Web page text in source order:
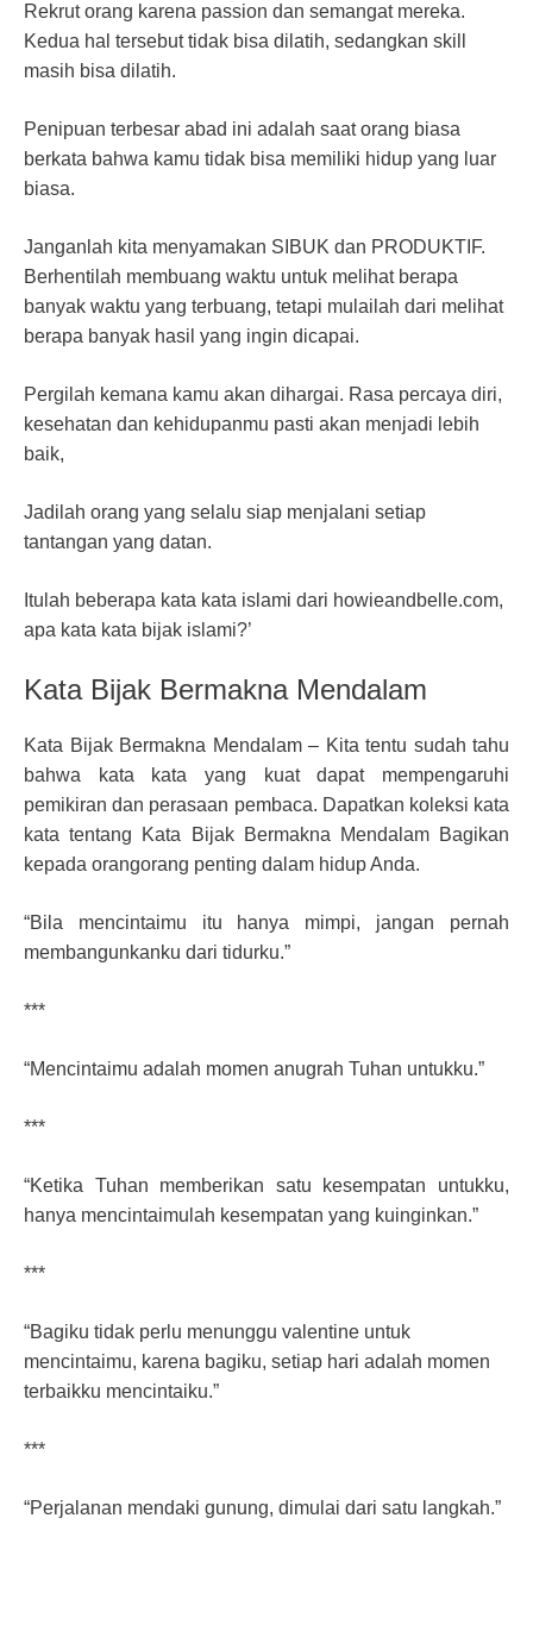
Rekrut orang karena passion dan semangat mereka.
Kedua hal tersebut tidak bisa dilatih, sedangkan skill
masih bisa dilatih.
Penipuan terbesar abad ini adalah saat orang biasa
berkata bahwa kamu tidak bisa memiliki hidup yang luar
biasa.
Janganlah kita menyamakan SIBUK dan PRODUKTIF.
Berhentilah membuang waktu untuk melihat berapa
banyak waktu yang terbuang, tetapi mulailah dari melihat
berapa banyak hasil yang ingin dicapai.
Pergilah kemana kamu akan dihargai. Rasa percaya diri,
kesehatan dan kehidupanmu pasti akan menjadi lebih
baik,
Jadilah orang yang selalu siap menjalani setiap
tantangan yang datan.
Itulah beberapa kata kata islami dari howieandbelle.com,
apa kata kata bijak islami?’
Kata Bijak Bermakna Mendalam
Kata Bijak Bermakna Mendalam – Kita tentu sudah tahu
bahwa kata kata yang kuat dapat mempengaruhi
pemikiran dan perasaan pembaca. Dapatkan koleksi kata
kata tentang Kata Bijak Bermakna Mendalam Bagikan
kepada orangorang penting dalam hidup Anda.
“Bila mencintaimu itu hanya mimpi, jangan pernah
membangunkanku dari tidurku.”
***
“Mencintaimu adalah momen anugrah Tuhan untukku.”
***
“Ketika Tuhan memberikan satu kesempatan untukku,
hanya mencintaimulah kesempatan yang kuinginkan.”
***
“Bagiku tidak perlu menunggu valentine untuk
mencintaimu, karena bagiku, setiap hari adalah momen
terbaikku mencintaiku.”
***
“Perjalanan mendaki gunung, dimulai dari satu langkah.”